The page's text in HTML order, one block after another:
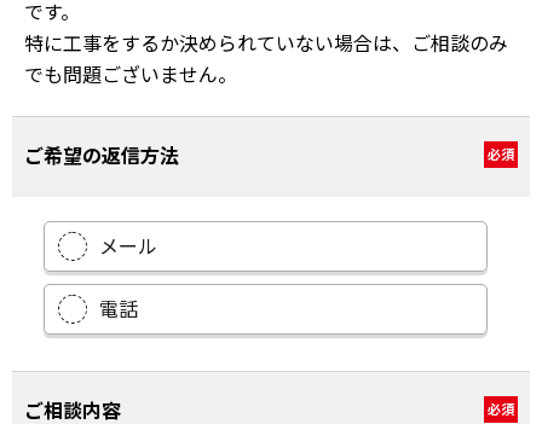
です。
特に工事をするか決められていない場合は、ご相談のみ
でも問題ございません。
ご希望の返信方法 必須
メール
電話
ご相談内容 必須